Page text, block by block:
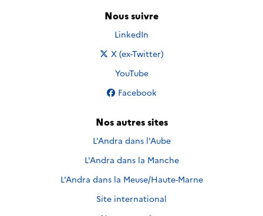
Nous suivre
Nous suivre sur
LinkedIn
Nous suivre sur
X (ex-Twitter)
Nous suivre sur
YouTube
Nous suivre sur
Facebook
Nos autres sites
L'Andra dans l'Aube
L'Andra dans la Manche
L'Andra dans la Meuse/Haute-Marne
Site international